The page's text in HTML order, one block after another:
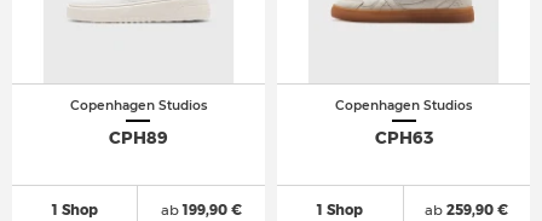
Copenhagen Studios
CPH89
1 Shop ab199,90 €
Copenhagen Studios
CPH63
1 Shop ab 259,90 €